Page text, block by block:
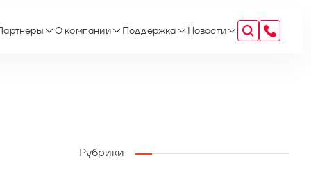
О компании Поддержка Новости
Рубрики